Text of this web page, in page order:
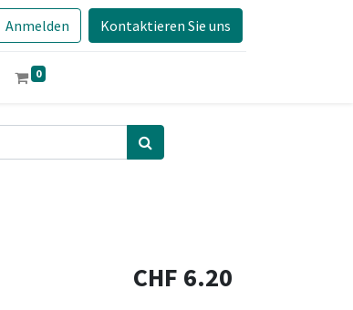
Anmelden Kontaktieren Sie uns
0
CHF 6.20